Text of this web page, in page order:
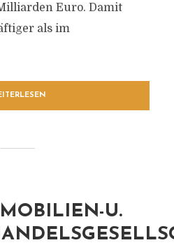
Euro. Damit
als im
U.